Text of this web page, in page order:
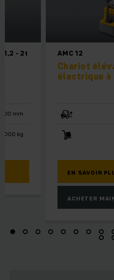
AMC 12
Chariot
électrique à
EN SAVOIR
ACHETER
- 2t
mm
kg